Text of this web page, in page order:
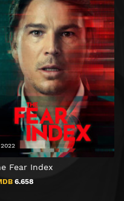
Fear Index
6.658
2022